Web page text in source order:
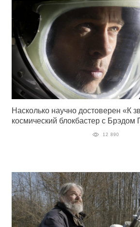
Насколько научно достоверен «К
космический блокбастер с Брэдом
12 890